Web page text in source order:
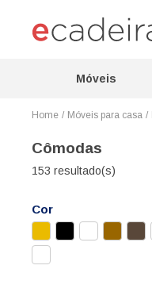
Móveis
Móveis para casa
Cômodas
153 resultado(s)
Cor